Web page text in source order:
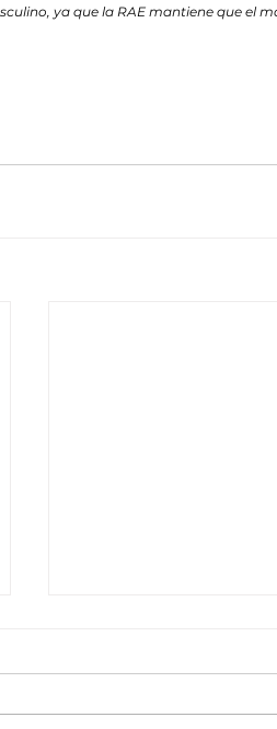
ya que la RAE mantiene que el